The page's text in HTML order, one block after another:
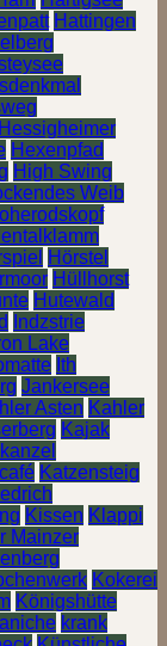
Hattingen
Hessigheimer
Hexenpfad
High Swing
Weib
Hörstel
Hüllhorst
Hutewald
Indzstrie
Lake
Ith
Jankersee
Asten Kahler
Kajak
Katzensteig
Kissen Klappi
Mainzer
Kokerei
Königshütte
krank